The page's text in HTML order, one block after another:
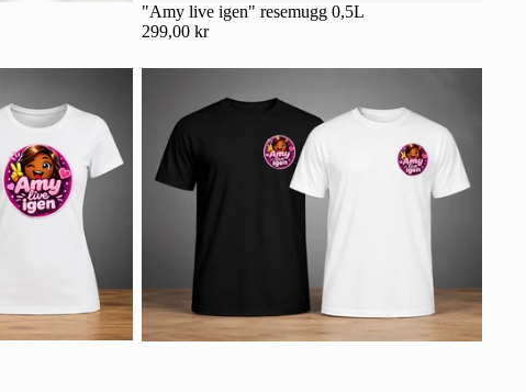
"Amy live igen" resemugg 0,5L
299,00 kr